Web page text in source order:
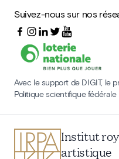
Suivez-nous sur nos
Avec le support de DIGIT, le
Politique scientifique fédérale
Institut
artistique